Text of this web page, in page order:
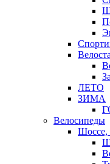
ЛЕТО
ЗИМА
Велосипеды
Шоссе,